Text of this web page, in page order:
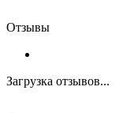
Отзывы
Загрузка отзывов...